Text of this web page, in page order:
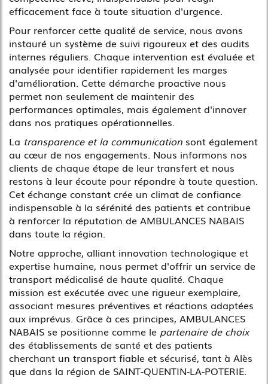
efficacement face à toute situation d'urgence.
Pour renforcer cette qualité de service, nous avons
instauré un système de suivi rigoureux et des audits
internes réguliers. Chaque intervention est évaluée et
analysée pour identifier rapidement les marges
d'amélioration. Cette démarche proactive nous
permet non seulement de maintenir des
performances optimales, mais également d'innover
dans nos pratiques opérationnelles.
La transparence et la communication sont également
au cœur de nos engagements. Nous informons nos
clients de chaque étape de leur transfert et nous
restons à leur écoute pour répondre à toute question.
Cet échange constant crée un climat de confiance
indispensable à la sérénité des patients et contribue
à renforcer la réputation de AMBULANCES NABAIS
dans toute la région.
Notre approche, alliant innovation technologique et
expertise humaine, nous permet d'offrir un service de
transport médicalisé de haute qualité. Chaque
mission est exécutée avec une rigueur exemplaire,
associant mesures préventives et réactions adaptées
aux imprévus. Grâce à ces principes, AMBULANCES
NABAIS se positionne comme le partenaire de choix
des établissements de santé et des patients
cherchant un transport fiable et sécurisé, tant à Alès
que dans la région de SAINT-QUENTIN-LA-POTERIE.